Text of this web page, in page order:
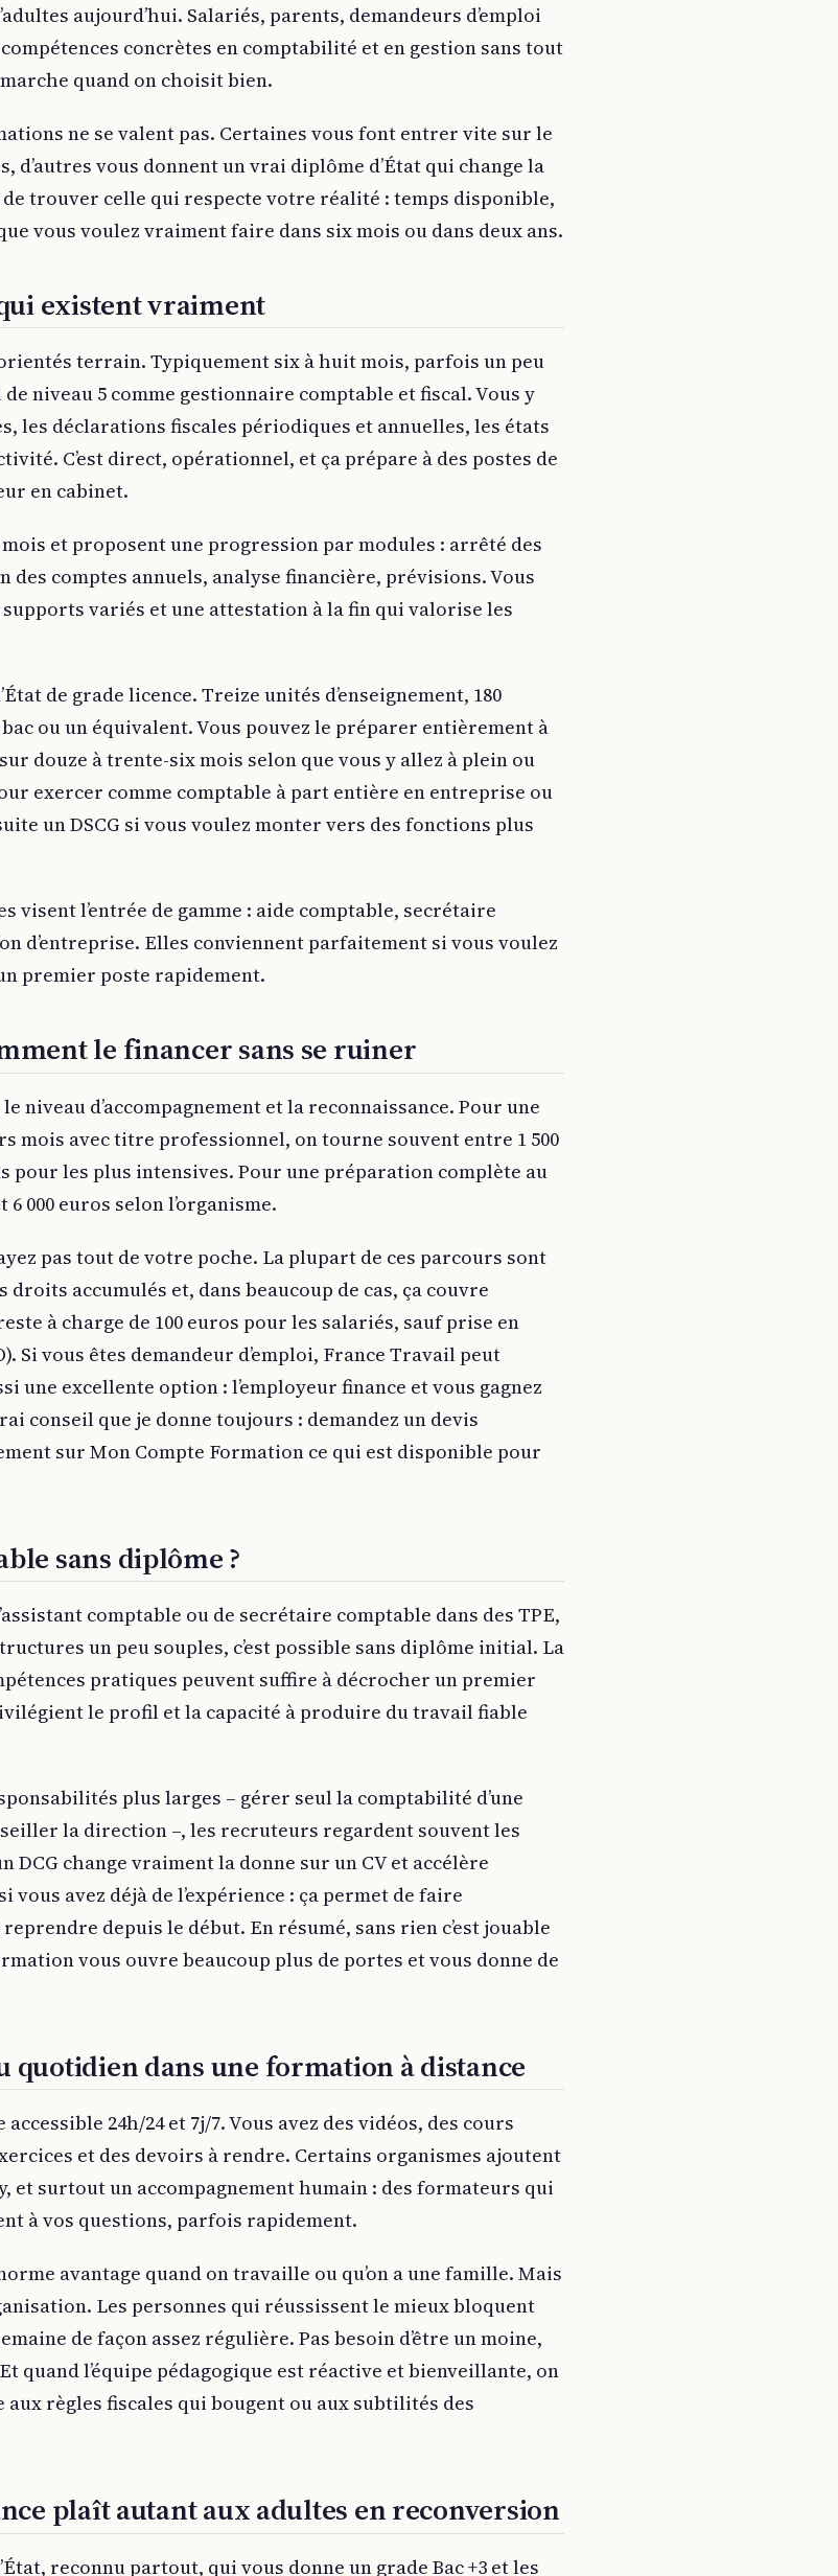
aujourd’hui. Salariés, parents, demandeurs d’emploi
concrètes en comptabilité et en gestion sans tout
quand on choisit bien.
ne se valent pas. Certaines vous font entrer vite sur le
d’autres vous donnent un vrai diplôme d’État qui change la
de trouver celle qui respecte votre réalité : temps disponible,
vous voulez vraiment faire dans six mois ou dans deux ans.
existent vraiment
terrain. Typiquement six à huit mois, parfois un peu
niveau 5 comme gestionnaire comptable et fiscal. Vous y
les déclarations fiscales périodiques et annuelles, les états
C’est direct, opérationnel, et ça prépare à des postes de
en cabinet.
et proposent une progression par modules : arrêté des
comptes annuels, analyse financière, prévisions. Vous
variés et une attestation à la fin qui valorise les
de grade licence. Treize unités d’enseignement, 180
ou un équivalent. Vous pouvez le préparer entièrement à
douze à trente-six mois selon que vous y allez à plein ou
exercer comme comptable à part entière en entreprise ou
un DSCG si vous voulez monter vers des fonctions plus
visent l’entrée de gamme : aide comptable, secrétaire
d’entreprise. Elles conviennent parfaitement si vous voulez
premier poste rapidement.
le financer sans se ruiner
niveau d’accompagnement et la reconnaissance. Pour une
mois avec titre professionnel, on tourne souvent entre 1 500
pour les plus intensives. Pour une préparation complète au
000 euros selon l’organisme.
pas tout de votre poche. La plupart de ces parcours sont
droits accumulés et, dans beaucoup de cas, ça couvre
à charge de 100 euros pour les salariés, sauf prise en
Si vous êtes demandeur d’emploi, France Travail peut
une excellente option : l’employeur finance et vous gagnez
conseil que je donne toujours : demandez un devis
sur Mon Compte Formation ce qui est disponible pour
sans diplôme ?
comptable ou de secrétaire comptable dans des TPE,
un peu souples, c’est possible sans diplôme initial. La
pratiques peuvent suffire à décrocher un premier
le profil et la capacité à produire du travail fiable
plus larges – gérer seul la comptabilité d’une
la direction –, les recruteurs regardent souvent les
DCG change vraiment la donne sur un CV et accélère
vous avez déjà de l’expérience : ça permet de faire
depuis le début. En résumé, sans rien c’est jouable
vous ouvre beaucoup plus de portes et vous donne de
quotidien dans une formation à distance
24h/24 et 7j/7. Vous avez des vidéos, des cours
et des devoirs à rendre. Certains organismes ajoutent
et surtout un accompagnement humain : des formateurs qui
à vos questions, parfois rapidement.
avantage quand on travaille ou qu’on a une famille. Mais
Les personnes qui réussissent le mieux bloquent
de façon assez régulière. Pas besoin d’être un moine,
quand l’équipe pédagogique est réactive et bienveillante, on
aux règles fiscales qui bougent ou aux subtilités des
plaît autant aux adultes en reconversion
reconnu partout, qui vous donne un grade Bac +3 et les